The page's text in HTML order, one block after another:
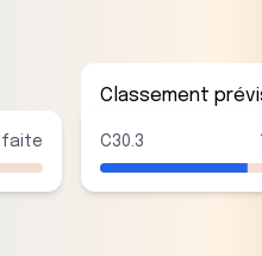
Classement
C30.3